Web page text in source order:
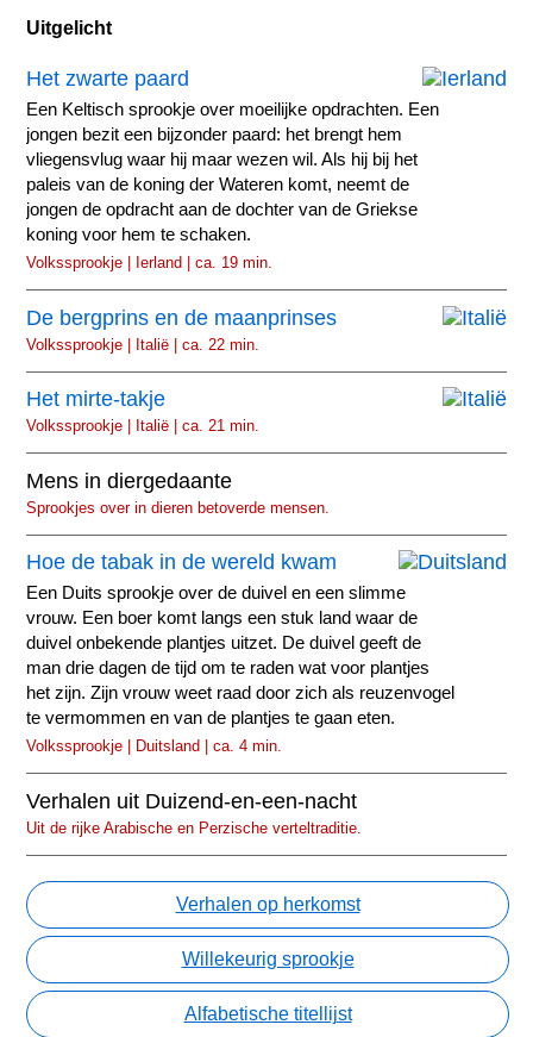
Uitgelicht
Het zwarte paard
Een Keltisch sprookje over moeilijke opdrachten. Een
jongen bezit een bijzonder paard: het brengt hem
vliegensvlug waar hij maar wezen wil. Als hij bij het
paleis van de koning der Wateren komt, neemt de
jongen de opdracht aan de dochter van de Griekse
koning voor hem te schaken.
Volkssprookje | Ierland | ca. 19 min.
De bergprins en de maanprinses
Volkssprookje | Italië | ca. 22 min.
Het mirte-takje
Volkssprookje | Italië | ca. 21 min.
Mens in diergedaante
Sprookjes over in dieren betoverde mensen.
Hoe de tabak in de wereld kwam
Een Duits sprookje over de duivel en een slimme
vrouw. Een boer komt langs een stuk land waar de
duivel onbekende plantjes uitzet. De duivel geeft de
man drie dagen de tijd om te raden wat voor plantjes
het zijn. Zijn vrouw weet raad door zich als reuzenvogel
te vermommen en van de plantjes te gaan eten.
Volkssprookje | Duitsland | ca. 4 min.
Verhalen uit Duizend-en-een-nacht
Uit de rijke Arabische en Perzische verteltraditie.
Verhalen op herkomst
Willekeurig sprookje
Alfabetische titellijst